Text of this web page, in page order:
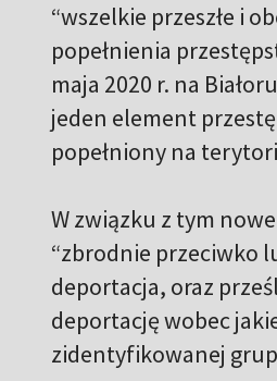
“wszelkie przeszłe i
popełnienia
maja 2020 r. na
jeden element
popełniony na
W związku z tym
“zbrodnie przeciwko
deportacja, oraz
deportację wobec
zidentyfikowanej